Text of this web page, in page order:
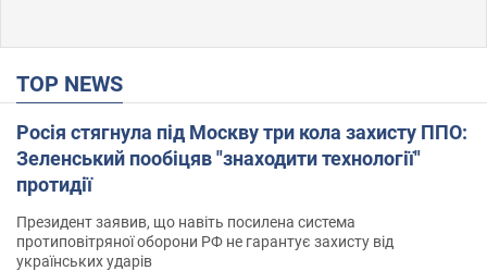
TOP NEWS
Росія стягнула під Москву три кола захисту ППО:
Зеленський пообіцяв "знаходити технології"
протидії
Президент заявив, що навіть посилена система
протиповітряної оборони РФ не гарантує захисту від
українських ударів